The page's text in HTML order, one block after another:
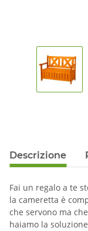
Descrizione
Fai un regalo a te
la cameretta è
che servono ma
haiamo la